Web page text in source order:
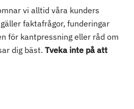
vi alltid våra kunders
faktafrågor, funderingar
för kantpressning eller råd om
dig bäst.Tveka inte på att